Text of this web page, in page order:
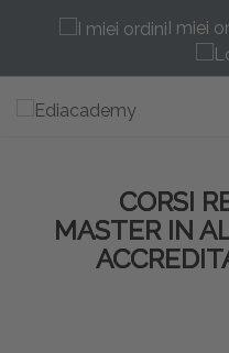
I miei
CORSI
MASTER IN